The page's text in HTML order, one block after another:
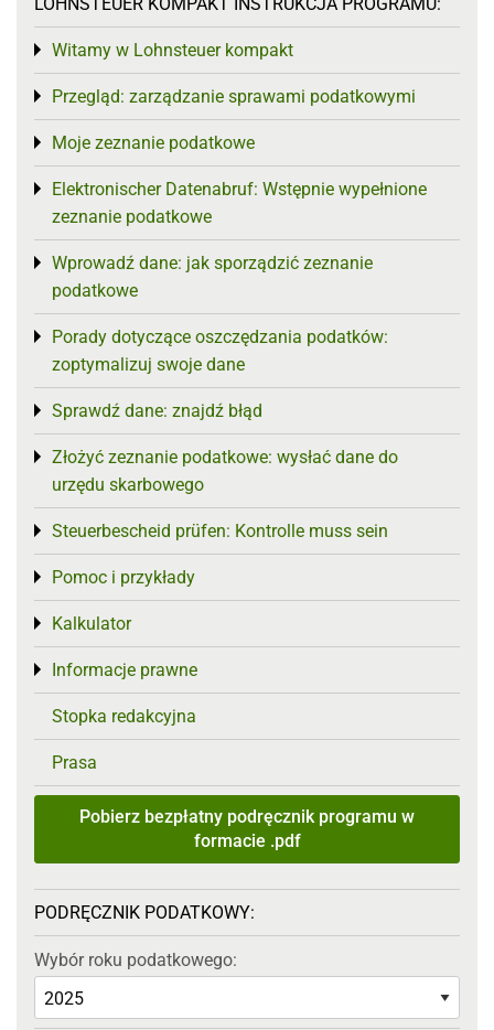
Witamy w Lohnsteuer kompakt
Toggle menu
Przegląd: zarządzanie sprawami podatkowymi
Toggle menu
Moje zeznanie podatkowe
Toggle menu
Elektronischer Datenabruf: Wstępnie wypełnione
zeznanie podatkowe
Toggle menu
Wprowadź dane: jak sporządzić zeznanie
podatkowe
Toggle menu
Porady dotyczące oszczędzania podatków:
zoptymalizuj swoje dane
Toggle menu
Sprawdź dane: znajdź błąd
Toggle menu
Złożyć zeznanie podatkowe: wysłać dane do
urzędu skarbowego
Toggle menu
Steuerbescheid prüfen: Kontrolle muss sein
Toggle menu
Pomoc i przykłady
Toggle menu
Kalkulator
Toggle menu
Informacje prawne
Toggle menu
Stopka redakcyjna
Prasa
Pobierz bezpłatny podręcznik programu w
formacie .pdf
PODRĘCZNIK PODATKOWY:
Wybór roku podatkowego: